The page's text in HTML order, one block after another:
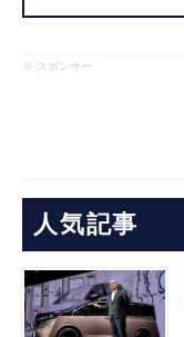
※ スポンサー
人気記事